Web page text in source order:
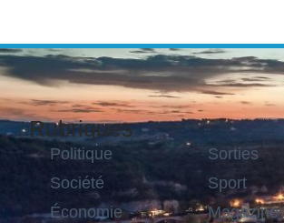
Rubriques
Politique
Société
Économie
Sorties
Sport
Magazine